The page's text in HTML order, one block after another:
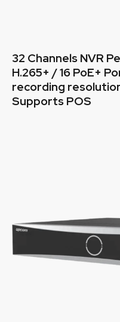
32 Channels NVR
H.265+ / 16 PoE+
recording
Supports POS